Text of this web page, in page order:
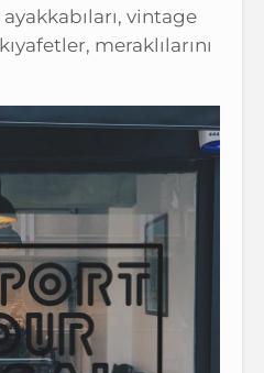
vintage
meraklılarını